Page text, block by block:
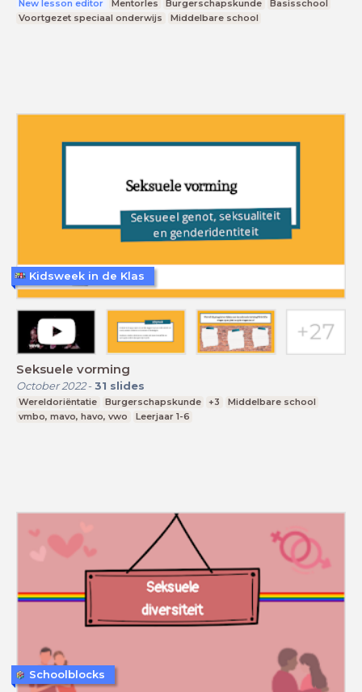
New lesson editor Mentorles Burgerschapskunde
Basisschool
Voortgezet speciaal onderwijs
Middelbare school
Seksuele vorming
October 2022- 31 slides
Wereldoriëntatie Burgerschapskunde +3
Middelbare school
vmbo, mavo, havo, vwo
Leerjaar 1-6
Kidsweek in de Klas
Schoolblocks